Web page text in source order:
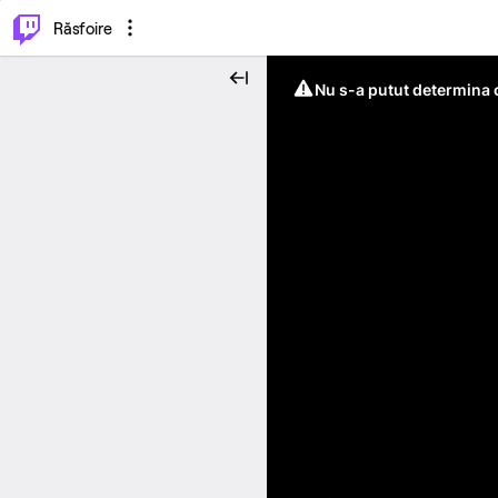
Răsfoire
Nu s-a putut